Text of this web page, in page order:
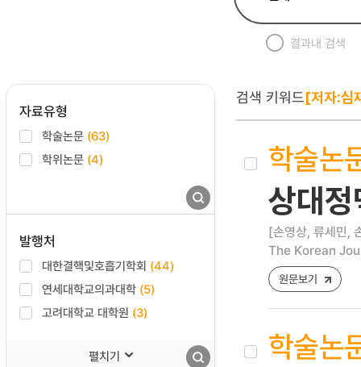
결과내 검색
자료유형
학술논문 (63)
학위논문 (4)
발행처
대한결핵및호흡기학회 (44)
연세대학교의과대학 (5)
고려대학교 대학원 (3)
펼치기
검색 키워드[저자:심
학술논
상대
[손영상, 류세민,
The Korean
원문보기
학술논